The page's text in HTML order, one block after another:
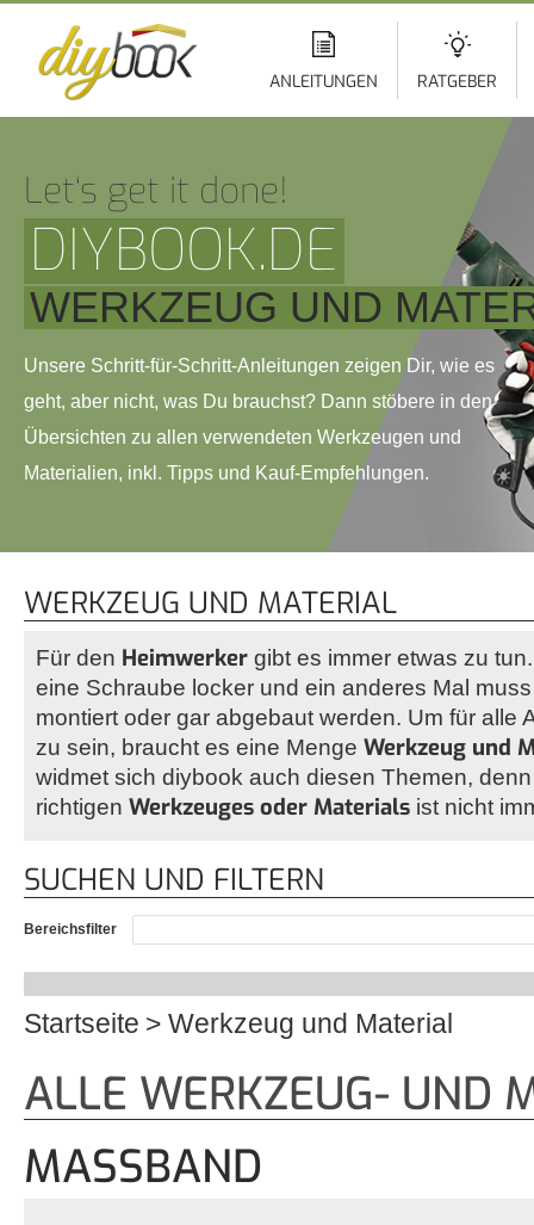
ANLEITUNGEN RATGEBER
Let‘s get it done!
DIYBOOK.DE
WERKZEUG UND
Unsere Schritt-für-Schritt-Anleitungen zeigen Dir, wie es
geht, aber nicht, was Du brauchst? Dann stöbere in den
Übersichten zu allen verwendeten Werkzeugen und
Materialien, inkl. Tipps und Kauf-Empfehlungen.
WERKZEUG UND MATERIAL
Für den Heimwerker gibt es immer etwas zu
eine Schraube locker und ein anderes Mal
montiert oder gar abgebaut werden. Um für alle
zu sein, braucht es eine Menge Werkzeug und
widmet sich diybook auch diesen Themen,
richtigen Werkzeuges oder Materials ist nicht
SUCHEN UND FILTERN
Bereichsfilter
Startseite Werkzeug und Material
ALLE WERKZEUG- UND
MASSBAND